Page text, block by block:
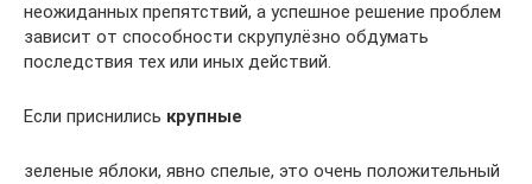
неожиданных препятствий, а успешное решение проблем
зависит от способности скрупулёзно обдумать
последствия тех или иных действий.
Если приснились крупные
зеленые яблоки, явно спелые, это очень положительный